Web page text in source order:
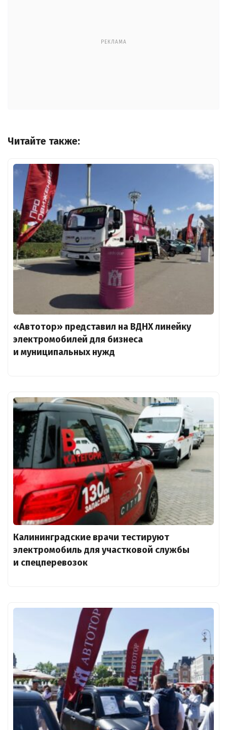
РЕКЛАМА
Читайте также:
«Автотор» представил на ВДНХ линейку
электромобилей для бизнеса
и муниципальных нужд
Калининградские врачи тестируют
электромобиль для участковой службы
и спецперевозок